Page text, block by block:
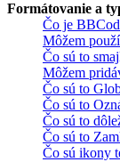
Formátovanie a
Čo je
Môžem
Čo sú to
Môžem
Čo sú to
Čo sú to
Čo sú to
Čo sú to
Čo sú ikony